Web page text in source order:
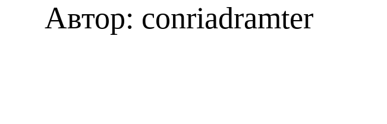
Автор: conriadramter